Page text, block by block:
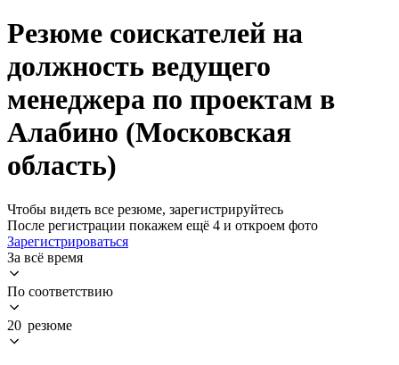
Резюме соискателей на
должность ведущего
менеджера по проектам в
Алабино (Московская
область)
Чтобы видеть все резюме, зарегистрируйтесь
После регистрации покажем ещё 4 и откроем фото
Зарегистрироваться
За всё время
По соответствию
20 резюме